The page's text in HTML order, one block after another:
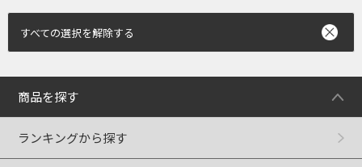
すべての選択を解除する
商品を探す
ランキングから探す